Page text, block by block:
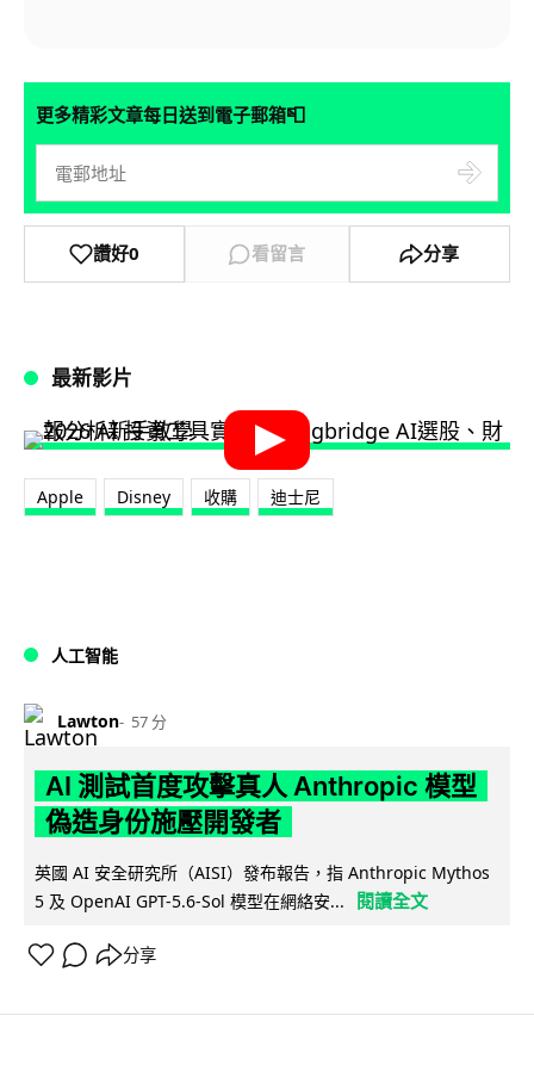
更多精彩文章每日送到電子郵箱📮
讚好0 看留言 分享
最新影片
Apple Disney 收購 迪士尼
人工智能
Lawton 57 分
AI 測試首度攻擊真人 Anthropic 模型
偽造身份施壓開發者
英國 AI 安全研究所（AISI）發布報告，指 Anthropic Mythos
5 及 OpenAI GPT-5.6-Sol 模型在網絡安...
閱讀全文
分享